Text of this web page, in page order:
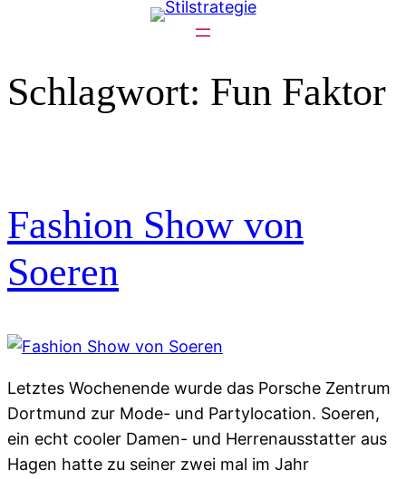
Schlagwort: Fun Faktor
Fashion Show von
Soeren
Letztes Wochenende wurde das Porsche Zentrum
Dortmund zur Mode- und Partylocation. Soeren,
ein echt cooler Damen- und Herrenausstatter aus
Hagen hatte zu seiner zwei mal im Jahr